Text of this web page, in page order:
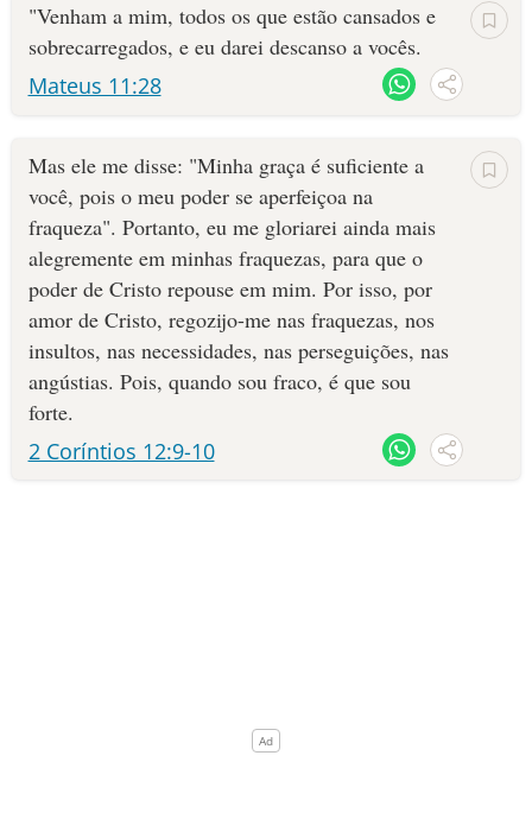
"Venham a mim, todos os que estão cansados e
sobrecarregados, e eu darei descanso a vocês.
Mateus 11:28
Mas ele me disse: "Minha graça é suficiente a
você, pois o meu poder se aperfeiçoa na
fraqueza". Portanto, eu me gloriarei ainda mais
alegremente em minhas fraquezas, para que o
poder de Cristo repouse em mim. Por isso, por
amor de Cristo, regozijo-me nas fraquezas, nos
insultos, nas necessidades, nas perseguições, nas
angústias. Pois, quando sou fraco, é que sou
forte.
2 Coríntios 12:9-10